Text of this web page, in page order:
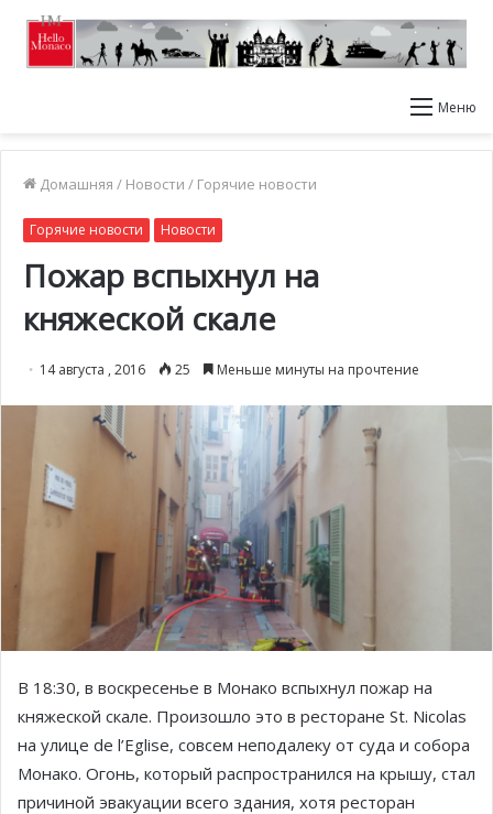
Меню
Домашняя / Новости / Горячие новости
Горячие новости Новости
Пожар вспыхнул на
княжеской скале
14 августа , 2016 25 Меньше минуты на прочтение
В 18:30, в воскресенье в Монако вспыхнул пожар на
княжеской скале. Произошло это в ресторане St. Nicolas
на улице de l’Eglise, совсем неподалеку от суда и собора
Монако. Огонь, который распространился на крышу, стал
причиной эвакуации всего здания, хотя ресторан